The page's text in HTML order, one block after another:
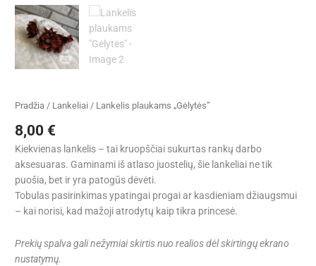
Pradžia / Lankeliai / Lankelis plaukams „Gėlytės”
8,00 €
Kiekvienas lankelis – tai kruopščiai sukurtas rankų darbo
aksesuaras. Gaminami iš atlaso juostelių, šie lankeliai ne tik
puošia, bet ir yra patogūs dėvėti.
Tobulas pasirinkimas ypatingai progai ar kasdieniam džiaugsmui
– kai norisi, kad mažoji atrodytų kaip tikra princesė.
Prekių spalva gali nežymiai skirtis nuo realios dėl skirtingų ekrano
nustatymų.